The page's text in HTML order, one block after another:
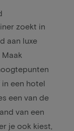
zoekt in
aan luxe
een hotel
een van de
van een
je ook kiest,